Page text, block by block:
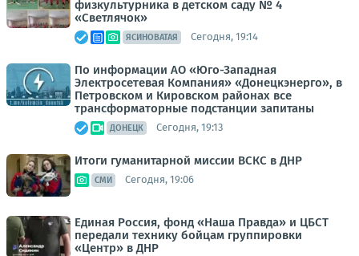
физкультурника в детском саду № 4
«Светлячок»
ЯСИНОВАТАЯ Сегодня, 19:14
По информации АО «Юго-Западная
Электросетевая Компания» «Донецкэнерго», в
Петровском и Кировском районах все
трансформаторные подстанции запитаны
ДОНЕЦК Сегодня, 19:13
Итоги гуманитарной миссии ВСКС в ДНР
СМИ Сегодня, 19:06
Единая Россия, фонд «Наша Правда» и ЦБСТ
передали технику бойцам группировки
«Центр» в ДНР